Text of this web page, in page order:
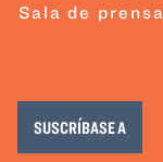
Sala de prensa
SUSCRÍBASE A